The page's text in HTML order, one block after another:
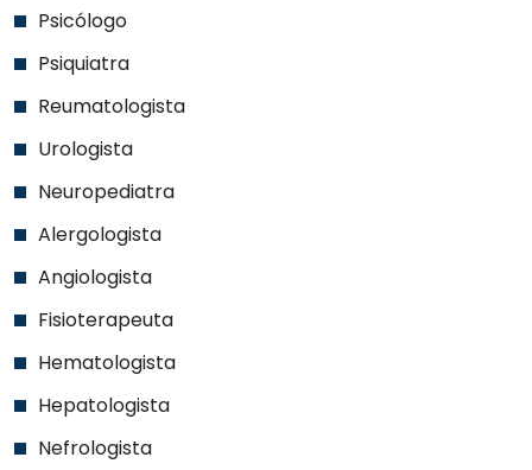
Psicólogo
Psiquiatra
Reumatologista
Urologista
Neuropediatra
Alergologista
Angiologista
Fisioterapeuta
Hematologista
Hepatologista
Nefrologista